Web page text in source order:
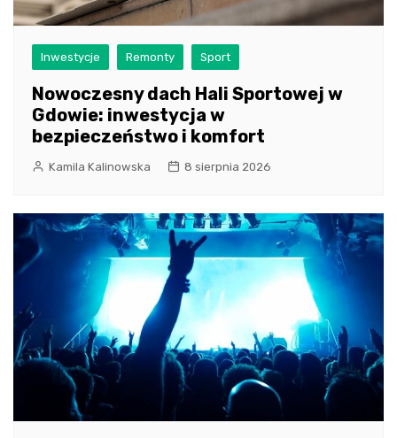
Inwestycje Remonty Sport
Nowoczesny dach Hali Sportowej w
Gdowie: inwestycja w
bezpieczeństwo i komfort
Kamila Kalinowska 8 sierpnia 2026